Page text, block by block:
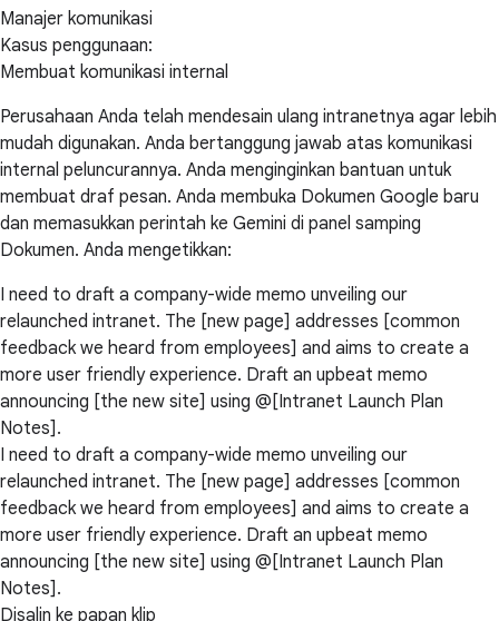
Manajer komunikasi
Kasus penggunaan:
Membuat komunikasi internal
Perusahaan Anda telah mendesain ulang intranetnya agar lebih
mudah digunakan. Anda bertanggung jawab atas komunikasi
internal peluncurannya. Anda menginginkan bantuan untuk
membuat draf pesan. Anda membuka Dokumen Google baru
dan memasukkan perintah ke Gemini di panel samping
Dokumen. Anda mengetikkan:
I need to draft a company-wide memo unveiling our
relaunched intranet. The [new page] addresses [common
feedback we heard from employees] and aims to create a
more user friendly experience. Draft an upbeat memo
announcing [the new site] using @[Intranet Launch Plan
Notes].
I need to draft a company-wide memo unveiling our
relaunched intranet. The [new page] addresses [common
feedback we heard from employees] and aims to create a
more user friendly experience. Draft an upbeat memo
announcing [the new site] using @[Intranet Launch Plan
Notes].
Disalin ke papan klip